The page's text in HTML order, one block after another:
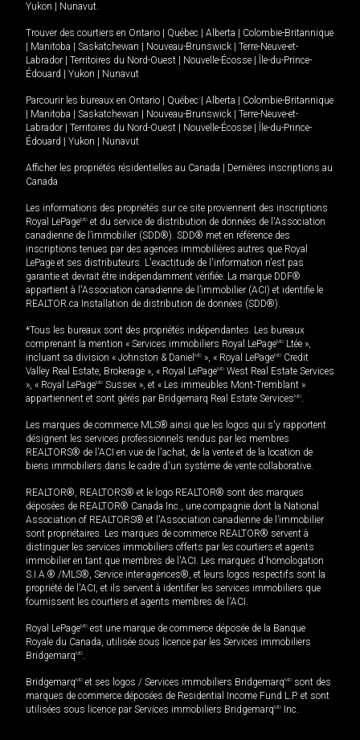
Yukon
Nunavut.
Trouver des courtiers en Ontario Québec Alberta
Colombie-Britannique
Manitoba Saskatchewan Nouveau-Brunswick
Terre-Neuve-et-
Labrador
Territoires du Nord-Ouest Nouvelle-Écosse
Île-du-Prince-
Édouard
Yukon Nunavut
Parcourir les bureaux en Ontario Québec Alberta
Colombie-Britannique
Manitoba Saskatchewan Nouveau-Brunswick
Terre-Neuve-et-
Labrador
Territoires du Nord-Ouest Nouvelle-Écosse
Île-du-Prince-
Édouard
Yukon Nunavut
Afficher les propriétés résidentielles au Canada
Dernières inscriptions au
Canada
Les informations des propriétés sur ce site proviennent des inscriptions
Royal LePageMD et du service de distribution de données de l'Association
canadienne de l’immobilier (SDD®). SDD® met en référence des
inscriptions tenues par des agences immobilières autres que Royal
LePage et ses distributeurs. L'exactitude de l'information n'est pas
garantie et devrait être indépendamment vérifiée. La marque DDF®
appartient à l'Association canadienne de l’immobilier (ACI) et identifie le
REALTOR.ca Installation de distribution de données (SDD®).
*Tous les bureaux sont des propriétés indépendantes. Les bureaux
comprenant la mention « Services immobiliers Royal LePageMD Ltée »,
incluant sa division « Johnston & Daniel MD », « Royal LePageMD Credit
Valley Real Estate, Brokerage », « Royal LePageMD West Real Estate Services
», « Royal LePageMD Sussex », et « Les immeubles Mont-Tremblant »
appartiennent et sont gérés par Bridgemarq Real Estate ServicesMD.
Les marques de commerce MLS® ainsi que les logos qui s'y rapportent
désignent les services professionnels rendus par les membres
REALTORS® de l'ACI en vue de l'achat, de la vente et de la location de
biens immobiliers dans le cadre d'un système de vente collaborative.
REALTOR®, REALTORS® et le logo REALTOR® sont des marques
déposées de REALTOR® Canada Inc., une compagnie dont la National
Association of REALTORS® et l'Association canadienne de l’immobilier
sont propriétaires. Les marques de commerce REALTOR® servent à
distinguer les services immobiliers offerts par les courtiers et agents
immobilier en tant que membres de l'ACI. Les marques d'homologation
S.I.A.® /MLS®, Service inter-agences®, et leurs logos respectifs sont la
propriété de l'ACI, et ils servent à identifier les services immobiliers que
fournissent les courtiers et agents membres de l'ACI.
Royal LePageMD est une marque de commerce déposée de la Banque
Royale du Canada, utilisée sous licence par les Services immobiliers
BridgemarqMD.
BridgemarqMD et ses logos / Services immobiliers BridgemarqMD sont des
marques de commerce déposées de Residential Income Fund L.P. et sont
utilisées sous licence par Services immobiliers BridgemarqMD Inc.